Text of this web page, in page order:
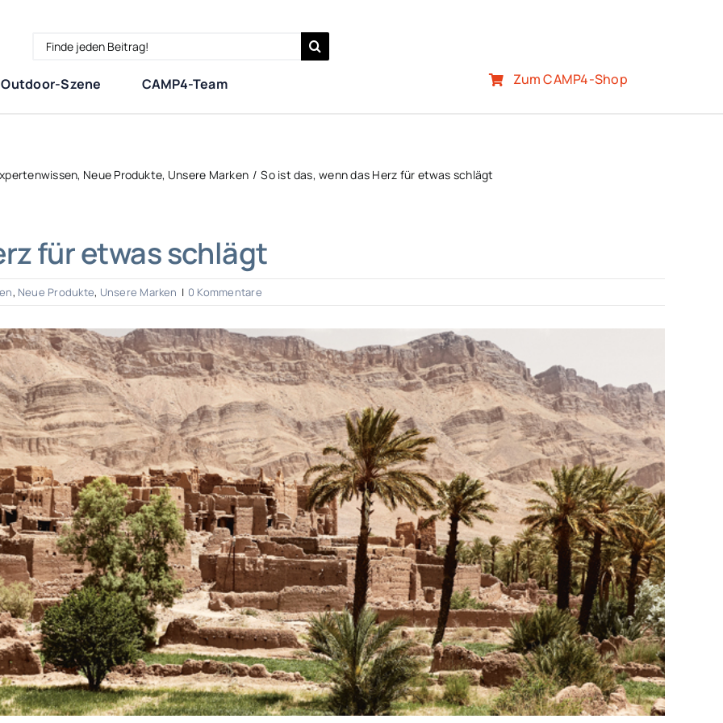
Search
Outdoor-Szene
CAMP4-Team Zum CAMP4-Shop
Neue Produkte Unsere Marken So ist das, wenn das Herz für etwas schlägt
für etwas schlägt
, Neue Produkte, Unsere Marken | 0 Kommentare